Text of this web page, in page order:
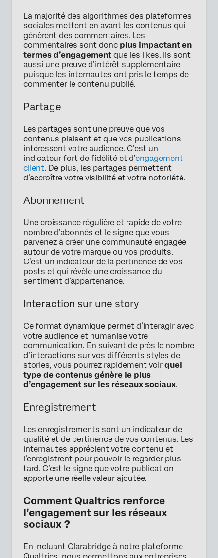
La majorité des algorithmes des plateformes
sociales mettent en avant les contenus qui
génèrent des commentaires. Les
commentaires sont donc plus impactant en
termes d’engagement que les likes. Ils sont
aussi une preuve d’intérêt supplémentaire
puisque les internautes ont pris le temps de
commenter le contenu publié.
Partage
Les partages sont une preuve que vos
contenus plaisent et que vos publications
intéressent votre audience. C’est un
indicateur fort de fidélité et d’engagement
client. De plus, les partages permettent
d’accroître votre visibilité et votre notoriété.
Abonnement
Une croissance régulière et rapide de votre
nombre d’abonnés et le signe que vous
parvenez à créer une communauté engagée
autour de votre marque ou vos produits.
C’est un indicateur de la pertinence de vos
posts et qui révèle une croissance du
sentiment d’appartenance.
Interaction sur une story
Ce format dynamique permet d’interagir avec
votre audience et humanise votre
communication. En suivant de près le nombre
d’interactions sur vos différents styles de
stories, vous pourrez rapidement voir quel
type de contenus génère le plus
d’engagement sur les réseaux sociaux.
Enregistrement
Les enregistrements sont un indicateur de
qualité et de pertinence de vos contenus. Les
internautes apprécient votre contenu et
l’enregistrent pour pouvoir le regarder plus
tard. C’est le signe que votre publication
apporte une réelle valeur ajoutée.
Comment Qualtrics renforce
l’engagement sur les réseaux
sociaux ?
En incluant Clarabridge à notre plateforme